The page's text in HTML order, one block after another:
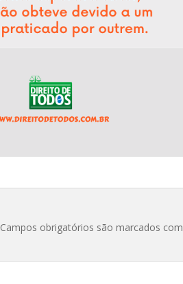
Campos obrigatórios são marcados com